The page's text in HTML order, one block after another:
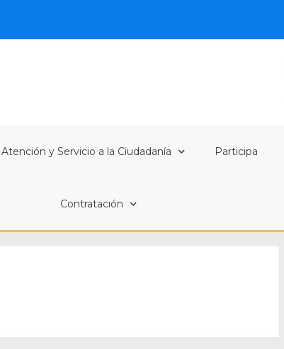
Atención y Servicio a la Ciudadanía Participa
Contratación